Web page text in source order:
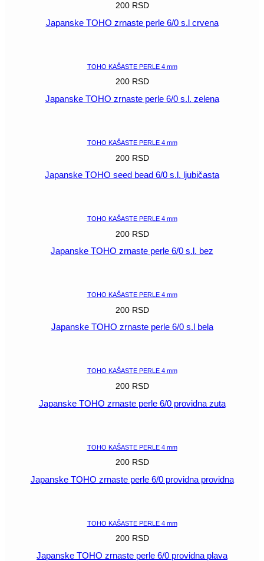
200 RSD
Japanske TOHO zrnaste perle 6/0 s.l crvena
TOHO KAŠASTE PERLE 4 mm
200 RSD
Japanske TOHO zrnaste perle 6/0 s.l. zelena
TOHO KAŠASTE PERLE 4 mm
200 RSD
Japanske TOHO seed bead 6/0 s.l. ljubičasta
TOHO KAŠASTE PERLE 4 mm
200 RSD
Japanske TOHO zrnaste perle 6/0 s.l. bez
TOHO KAŠASTE PERLE 4 mm
200 RSD
Japanske TOHO zrnaste perle 6/0 s.l bela
TOHO KAŠASTE PERLE 4 mm
200 RSD
Japanske TOHO zrnaste perle 6/0 providna zuta
TOHO KAŠASTE PERLE 4 mm
200 RSD
Japanske TOHO zrnaste perle 6/0 providna providna
TOHO KAŠASTE PERLE 4 mm
200 RSD
Japanske TOHO zrnaste perle 6/0 providna plava